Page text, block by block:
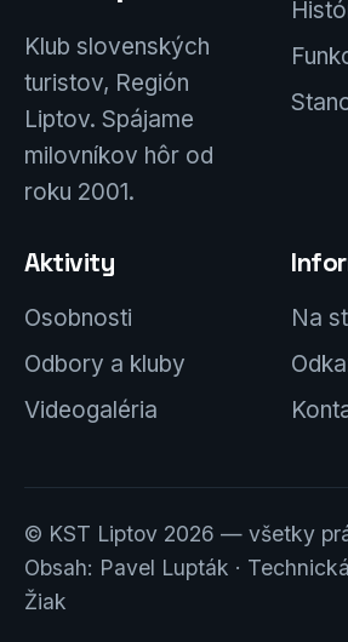
Klub slovenských
turistov, Región
Liptov. Spájame
milovníkov hôr od
roku 2001.
Aktivity
Osobnosti
Odbory a kluby
Videogaléria
Na
© KST Liptov 2026 — všetky
Obsah: Pavel Lupták ·
Žiak